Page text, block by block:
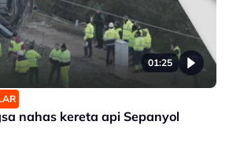
01:25
nahas kereta api Sepanyol